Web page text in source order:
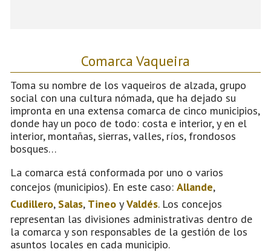
Comarca Vaqueira
Toma su nombre de los vaqueiros de alzada, grupo
social con una cultura nómada, que ha dejado su
impronta en una extensa comarca de cinco municipios,
donde hay un poco de todo: costa e interior, y en el
interior, montañas, sierras, valles, ríos, frondosos
bosques…
La comarca está conformada por uno o varios
concejos (municipios). En este caso: Allande,
Cudillero, Salas, Tineo yValdés. Los concejos
representan las divisiones administrativas dentro de
la comarca y son responsables de la gestión de los
asuntos locales en cada municipio.